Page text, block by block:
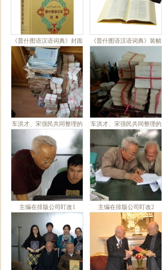
《普什图语汉语词典》封面 《普什图语汉语词典》装帧
车洪才、宋强民共同整理的
车洪才、宋强民共同整理的
十万余张卡片2
主编在排版公司盯改1 主编在排版公司盯改2